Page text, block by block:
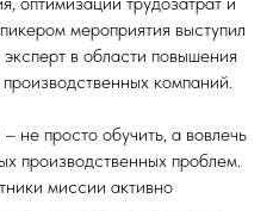
мероприятия выступил
в области повышения
компаний.
не просто обучить, а вовлечь
производственных проблем.
миссии активно